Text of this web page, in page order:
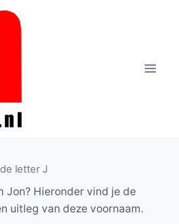
letter J
Jon? Hieronder vind je de
uitleg van deze voornaam.